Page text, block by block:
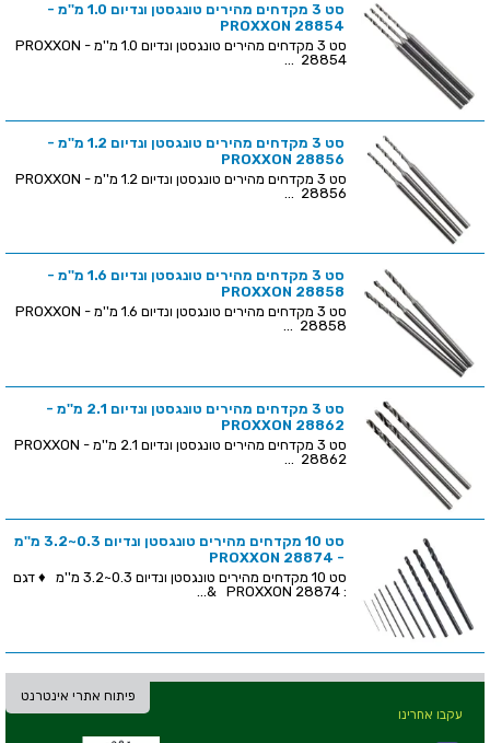
סט 3 מקדחים מהירים טונגסטן ונדיום 1.0 מ''מ -
PROXXON 28854
סט 3 מקדחים מהירים טונגסטן ונדיום 1.0 מ''מ - PROXXON
28854 ...
סט 3 מקדחים מהירים טונגסטן ונדיום 1.2 מ''מ -
PROXXON 28856
סט 3 מקדחים מהירים טונגסטן ונדיום 1.2 מ''מ - PROXXON
28856 ...
סט 3 מקדחים מהירים טונגסטן ונדיום 1.6 מ''מ -
PROXXON 28858
סט 3 מקדחים מהירים טונגסטן ונדיום 1.6 מ''מ - PROXXON
28858 ...
סט 3 מקדחים מהירים טונגסטן ונדיום 2.1 מ''מ -
PROXXON 28862
סט 3 מקדחים מהירים טונגסטן ונדיום 2.1 מ''מ - PROXXON
28862 ...
סט 10 מקדחים מהירים טונגסטן ונדיום 0.3~3.2 מ''מ
- PROXXON 28874
סט 10 מקדחים מהירים טונגסטן ונדיום 0.3~3.2 מ''מ ♦ דגם
: PROXXON 28874 &...
פיתוח אתרי אינטרנט
עקבו אחרינו